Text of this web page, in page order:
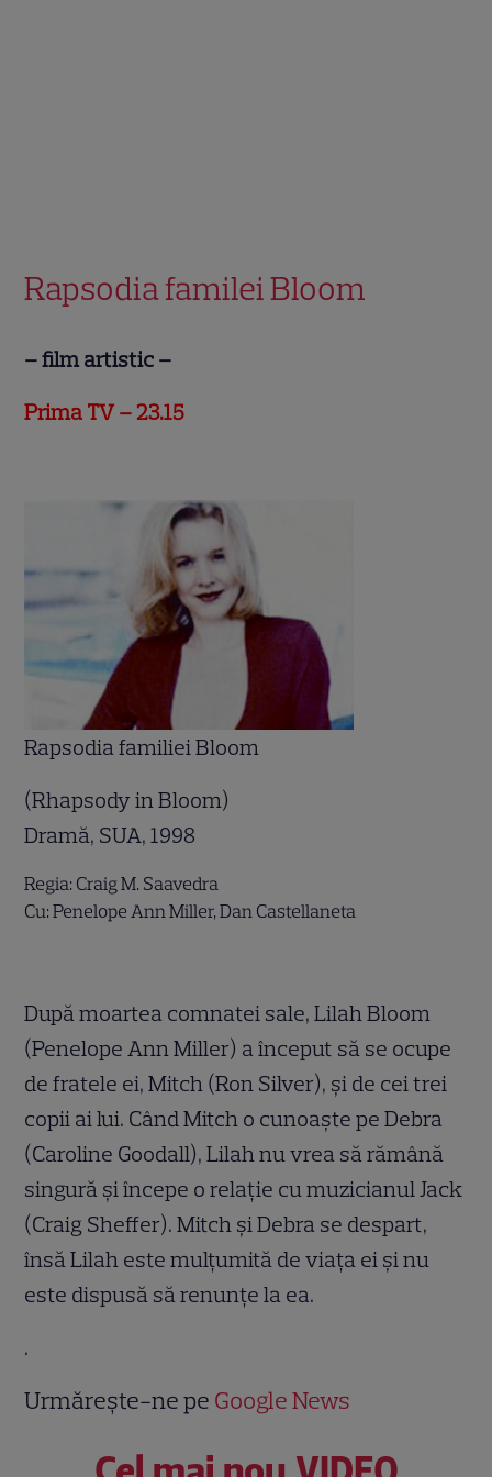
Rapsodia familei Bloom
– film artistic –
Prima TV – 23.15
Rapsodia familiei Bloom
(Rhapsody in Bloom)
Dramă, SUA, 1998
Regia: Craig M. Saavedra
Cu: Penelope Ann Miller, Dan Castellaneta
După moartea comnatei sale, Lilah Bloom
(Penelope Ann Miller) a început să se ocupe
de fratele ei, Mitch (Ron Silver), şi de cei trei
copii ai lui. Când Mitch o cunoaşte pe Debra
(Caroline Goodall), Lilah nu vrea să rămână
singură şi începe o relaţie cu muzicianul Jack
(Craig Sheffer). Mitch şi Debra se despart,
însă Lilah este mulţumită de viaţa ei şi nu
este dispusă să renunţe la ea.
.
Urmărește-ne pe Google News